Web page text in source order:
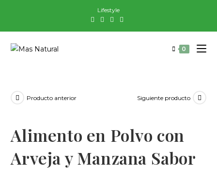
contenido
Lifestyle
0
Producto anterior Siguiente producto
Alimento en Polvo con
Arveja y Manzana Sabor